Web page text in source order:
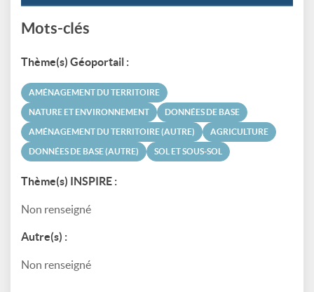
Mots-clés
Thème(s) Géoportail :
AMÉNAGEMENT DU TERRITOIRE
NATURE ET ENVIRONNEMENT DONNÉES DE BASE
AMÉNAGEMENT DU TERRITOIRE (AUTRE) AGRICULTURE
DONNÉES DE BASE (AUTRE) SOL ET SOUS-SOL
Thème(s) INSPIRE :
Non renseigné
Autre(s) :
Non renseigné